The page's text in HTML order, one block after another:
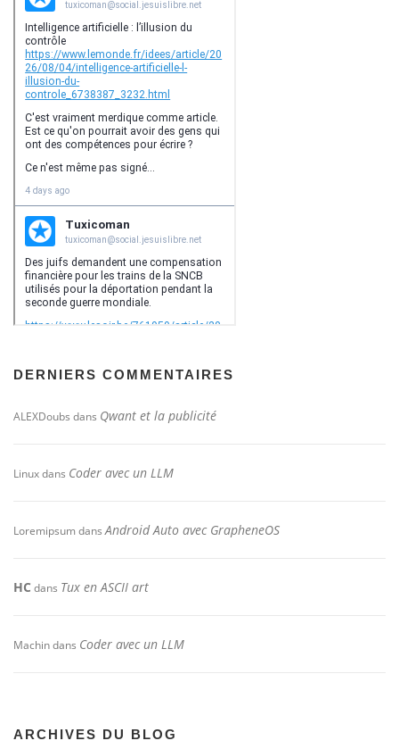
DERNIERS COMMENTAIRES
ALEXDoubs dans Qwant et la publicité
Linuxdans Coder avec un LLM
LoremipsumdansAndroid Auto avec GrapheneOS
HC dans Tux en ASCII art
Machindans Coder avec un LLM
ARCHIVES DU BLOG